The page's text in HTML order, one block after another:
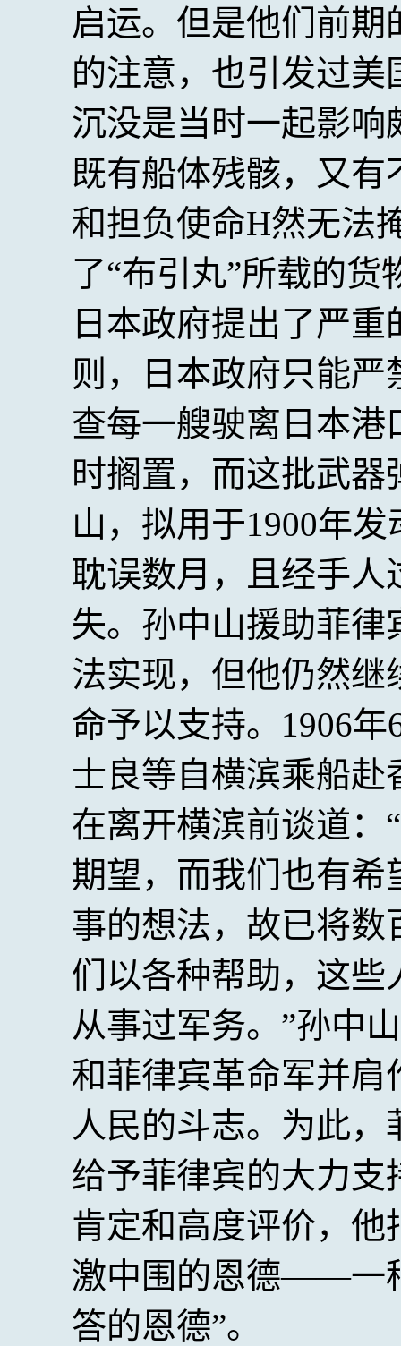
启运。但是他们前
的注意，也引发过美
沉没是当时一起影
既有船体残骸，又
和担负使命H然无法
了“布引丸”所载的
日本政府提出了严
则，日本政府只能
查每一艘驶离日本
时搁置，而这批武
山，拟用于1900年
耽误数月，且经手
失。孙中山援助菲
法实现，但他仍然
命予以支持。1906
士良等自横滨乘船
在离开横滨前谈道：
期望，而我们也有
事的想法，故已将
们以各种帮助，这
从事过军务。”孙中
和菲律宾革命军并
人民的斗志。为此
给予菲律宾的大力
肯定和高度评价，他
激中围的恩德——一
答的恩德”。